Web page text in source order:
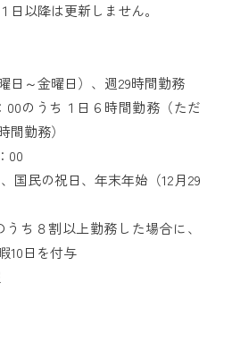
日以降は更新しません。
日～金曜日）、週29時間勤務
ち１日６時間勤務（ただ
間勤務）
00
国民の祝日、年末年始（12月29
ち８割以上勤務した場合に、
10日を付与